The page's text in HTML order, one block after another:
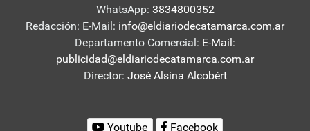
WhatsApp: 3834800352
Redacción: E-Mail: info@eldiariodecatamarca.com.ar
Departamento Comercial: E-Mail:
publicidad@eldiariodecatamarca.com.ar
Director: José Alsina Alcobért
Youtube Facebook